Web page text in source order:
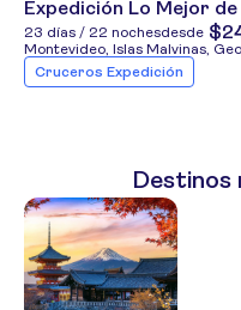
Expedición Lo Mejor
23 días / 22 nochesdesde
Montevideo, Islas Malvinas,
Cruceros Expedición
Destinos